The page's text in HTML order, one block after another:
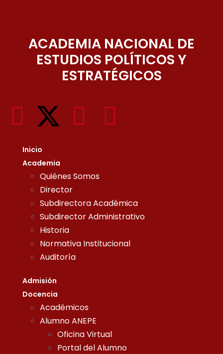
ACADEMIA NACIONAL DE
ESTUDIOS POLÍTICOS Y
ESTRATÉGICOS
Inicio
Academia
Quiénes Somos
Director
Subdirectora Académica
Subdirector Administrativo
Historia
Normativa Institucional
Auditoría
Admisión
Docencia
Académicos
Alumno ANEPE
Oficina Virtual
Portal del Alumno